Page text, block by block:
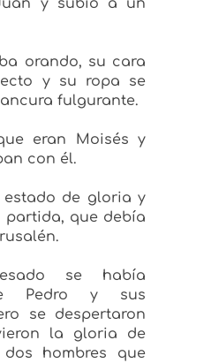
y subió a un
orando, su cara
y su ropa se
fulgurante.
eran Moisés y
con él.
de gloria y
partida, que debía
se había
Pedro y sus
se despertaron
la gloria de
hombres que